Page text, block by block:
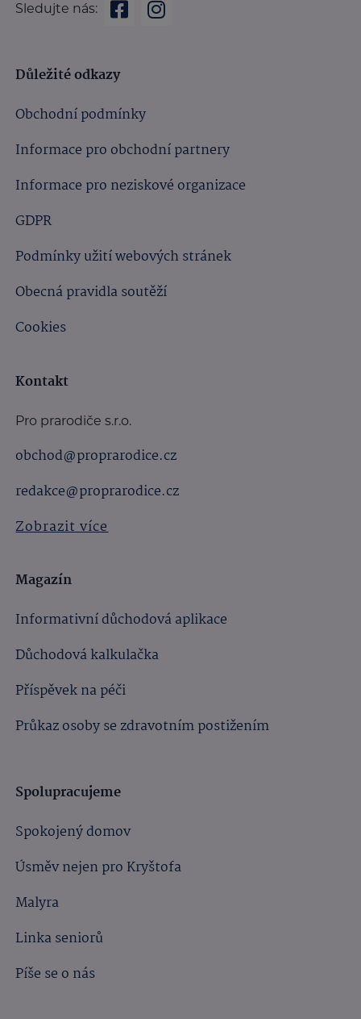
Sledujte nás:
Důležité odkazy
Obchodní podmínky
Informace pro obchodní partnery
Informace pro neziskové organizace
GDPR
Podmínky užití webových stránek
Obecná pravidla soutěží
Cookies
Kontakt
Pro prarodiče s.r.o.
obchod@proprarodice.cz
redakce@proprarodice.cz
Zobrazit více
Magazín
Informativní důchodová aplikace
Důchodová kalkulačka
Příspěvek na péči
Průkaz osoby se zdravotním postižením
Spolupracujeme
Spokojený domov
Úsměv nejen pro Kryštofa
Malyra
Linka seniorů
Píše se o nás